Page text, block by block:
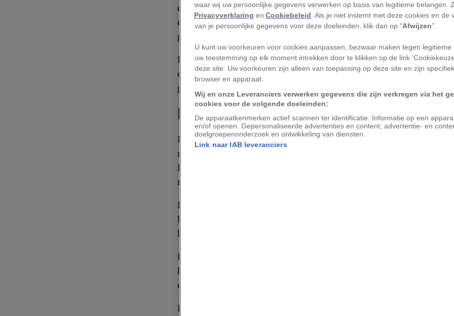
door haar redders in een vrachtwagen gezet, kreeg de fles van
een zwart schort voor en is in een buiten­bassin van een aquarium
grootgebracht door een zeeotterpleegmoeder.
Daarmee is otter 820 een schakeltje in een langlopend
experiment, dat de uitroeiing onder haar soortgenoten van ruim
geleden een beetje moet goedmaken.
Het schattige imago van de
En nu zit ze in een kist die is neergezet op het dek van een
motorboot. Ze krabbelt aan de bodem en de wanden. ‘Ik ben
Karl Mayer. De zomerochtend loopt op zijn eind en Mayer stuurt
naar dieper water.
Hij en zijn­ collega Sandrine Hazan zijn gespecialiseerde
het Californische Monterey Bay Aquarium, het grijze gebouw dat
langzaam in de mist verdwijnt.
Binnen verzamelen bezoekers zich al bij het glazen
het perspectief van de bewoners moeten ze er soms uitzien als
eindeloze rij blije gezichtjes en opgeheven telefoons.
Een paar rondjes zwemmen, even de neus poetsen, een potje
waar wij uw persoonlijke gegevens verwerken op basis van legitieme belangen.
Privacyverklaring enCookiebeleid . Als je niet instemt met deze cookies en de
van je persoonlijke gegevens voor deze doeleinden, klik dan op "Afwijzen”.
U kunt uw voorkeuren voor cookies aanpassen, bezwaar maken tegen legitieme
uw toestemming op elk moment intrekken door te klikken op de link
deze site. Uw voorkeuren zijn alleen van toepassing op deze site en zijn
browser en apparaat.
Wij en onze Leveranciers verwerken gegevens die zijn verkregen via het
cookies voor de volgende doeleinden:
De apparaatkenmerken actief scannen ter identificatie. Informatie op een
en/of openen. Gepersonaliseerde advertenties en content, advertentie- en
doelgroepenonderzoek en ontwikkeling van diensten.
Link naar IAB leveranciers